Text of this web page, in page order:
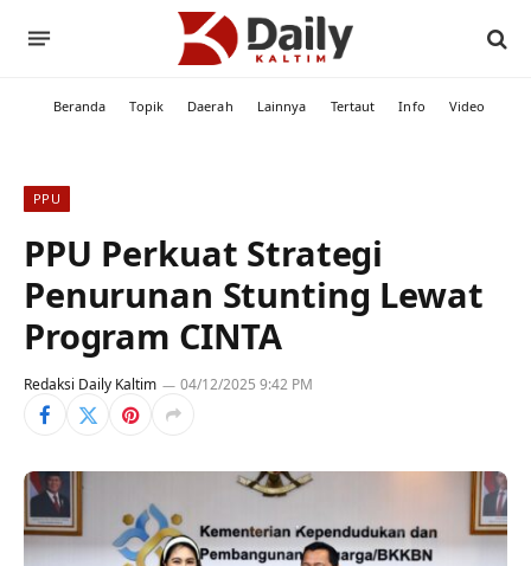
Beranda Topik Daerah Lainnya Tertaut Info Video
PPU
PPU Perkuat Strategi
Penurunan Stunting Lewat
Program CINTA
Redaksi Daily Kaltim 04/12/2025 9:42 PM